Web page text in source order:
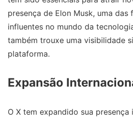
presença de Elon Musk, uma das
influentes no mundo da
também trouxe uma visibilidade
plataforma.
Expansão
O X tem expandido sua presença